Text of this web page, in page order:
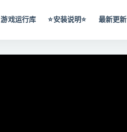
游戏运行库 ⭐️安装说明⭐️ 最新更新